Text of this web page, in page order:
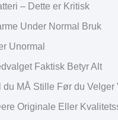
– Dette er Kritisk
Under Normal Bruk
Unormal
Faktisk Betyr Alt
MÅ Stille Før du Velger
Originale Eller